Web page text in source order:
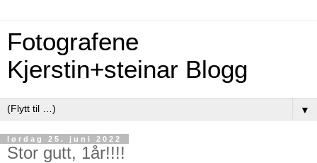
Fotografene
Kjerstin+steinar Blogg
▼
lørdag 25. juni 2022
Stor gutt, 1år!!!!